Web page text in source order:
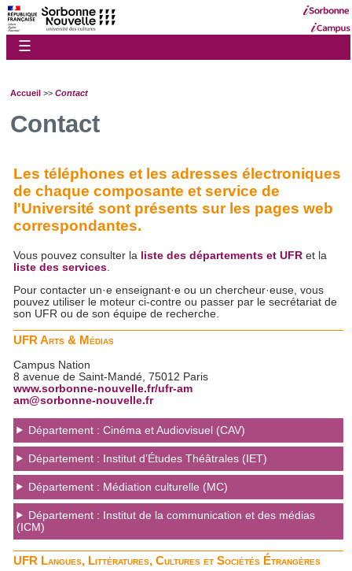
☰
Accueil >> Contact
Contact
Les téléphones et les adresses électroniques
de chaque composante et service de
l'Université sont présents sur les pages web
correspondantes.
Vous pouvez consulter la liste des départements et UFR et la
liste des services.
Pour contacter un·e enseignant·e ou un chercheur·euse, vous
pouvez utiliser le moteur ci-contre ou passer par le secrétariat de
son UFR ou de son équipe de recherche.
UFR Arts & Médias
Campus Nation
8 avenue de Saint-Mandé, 75012 Paris
www.sorbonne-nouvelle.fr/ufr-am
am@sorbonne-nouvelle.fr
Département : Cinéma et Audiovisuel (CAV)
Département : Institut d’Études Théâtrales (IET)
Département : Médiation culturelle (MC)
Département : Institut de la communication et des médias
(ICM)
UFR Langues, Littératures, Cultures et Sociétés Étrangères